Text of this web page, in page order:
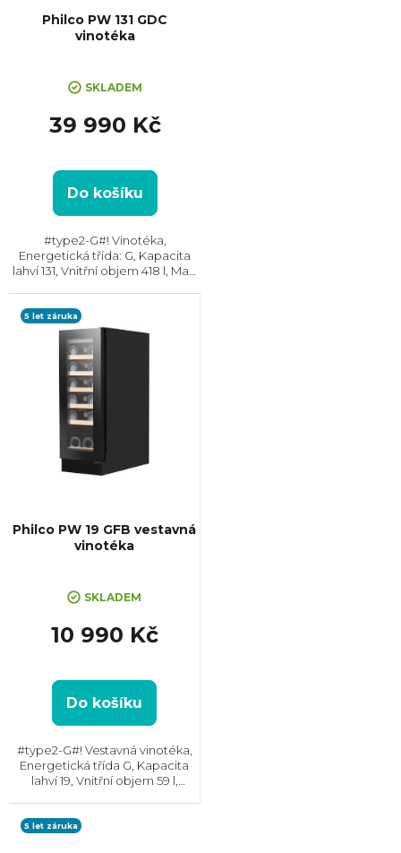
Philco PW 131 GDC
vinotéka
SKLADEM
39 990 Kč
Do košíku
#type2-G#! Vinotéka,
Energetická třída: G, Kapacita
lahví 131, Vnitřní objem 418 l, Max.
5 let záruka
Philco PW 19 GFB vestavná
vinotéka
SKLADEM
10 990 Kč
Do košíku
#type2-G#! Vestavná vinotéka,
Energetická třída G, Kapacita
lahví 19, Vnitřní objem 59 l,
813x295x565 mm
5 let záruka